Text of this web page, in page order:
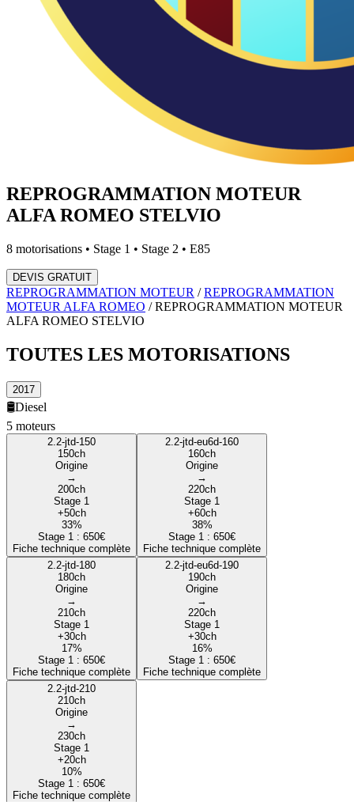
REPROGRAMMATION MOTEUR
ALFA ROMEO STELVIO
8 motorisations • Stage 1 • Stage 2 • E85
DEVIS GRATUIT
REPROGRAMMATION MOTEUR /REPROGRAMMATION
MOTEUR ALFA ROMEO /REPROGRAMMATION MOTEUR
ALFA ROMEO STELVIO
TOUTES LES MOTORISATIONS
2017
🛢️Diesel
5 moteurs
2.2-jtd-150
150ch
Origine
→
200ch
Stage 1
+50ch
33%
Stage 1 : 650€
Fiche technique complète
2.2-jtd-eu6d-160
160ch
Origine
→
220ch
Stage 1
+60ch
38%
Stage 1 : 650€
Fiche technique complète
2.2-jtd-180
180ch
Origine
→
210ch
Stage 1
+30ch
17%
Stage 1 : 650€
Fiche technique complète
2.2-jtd-eu6d-190
190ch
Origine
→
220ch
Stage 1
+30ch
16%
Stage 1 : 650€
Fiche technique complète
2.2-jtd-210
210ch
Origine
→
230ch
Stage 1
+20ch
10%
Stage 1 : 650€
Fiche technique complète